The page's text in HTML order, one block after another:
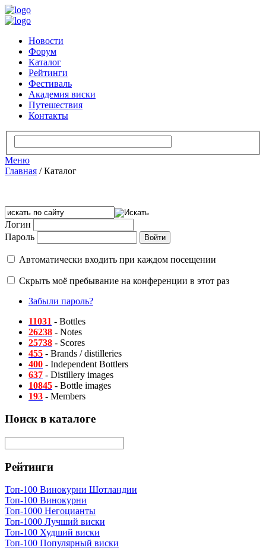
Новости
Форум
Каталог
Рейтинги
Фестиваль
Академия виски
Путешествия
Контакты
Меню
Главная /Каталог
Логин
Пароль
Автоматически входить при каждом посещении
Скрыть моё пребывание на конференции в этот раз
Забыли пароль?
11031 - Bottles
26238 - Notes
25738 - Scores
455 - Brands / distilleries
400 - Independent Bottlers
637 - Distillery images
10845 - Bottle images
193 - Members
Поиск в каталоге
Рейтинги
Топ-100 Винокурни Шотландии
Топ-100 Винокурни
Топ-1000 Негоцианты
Топ-1000 Лучший виски
Топ-100 Худший виски
Топ-100 Популярный виски